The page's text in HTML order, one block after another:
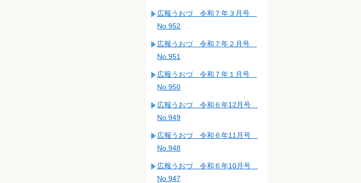
広報うおづ 令和７年３月号
No.952
広報うおづ 令和７年２月号
No.951
広報うおづ 令和７年１月号
No.950
広報うおづ 令和６年12月号
No.949
広報うおづ 令和６年11月号
No.948
広報うおづ 令和６年10月号
No.947